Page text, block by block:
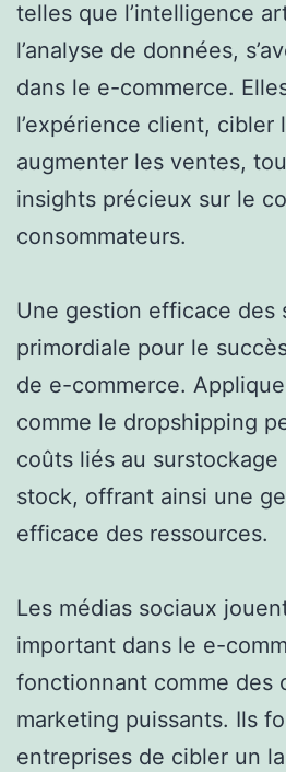
telles que l’intelligence
l’analyse de données,
dans le e-commerce.
l’expérience client, cibler
augmenter les ventes,
insights précieux sur le
consommateurs.
Une gestion efficace des
primordiale pour le
de e-commerce.
comme le dropshipping
coûts liés au
stock, offrant ainsi une
efficace des ressources.
Les médias sociaux
important dans le e-
fonctionnant comme des
marketing puissants. Ils
entreprises de cibler un